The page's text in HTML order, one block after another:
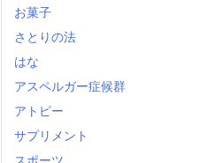
お菓子
さとりの法
はな
アスペルガー症候群
アトピー
サプリメント